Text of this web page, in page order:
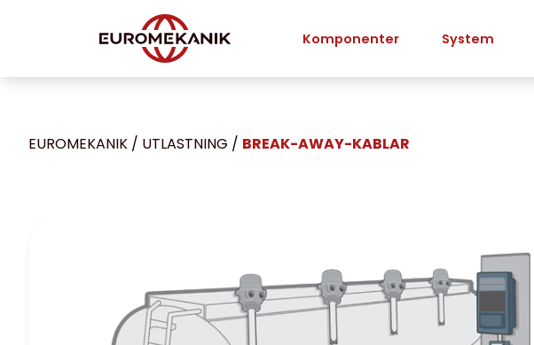
Komponenter System
EUROMEKANIK / UTLASTNING / BREAK-AWAY-KABLAR